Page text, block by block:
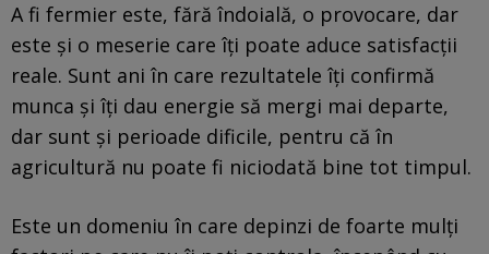
A fi fermier este, fără îndoială, o provocare, dar
este și o meserie care îți poate aduce satisfacții
reale. Sunt ani în care rezultatele îți confirmă
munca și îți dau energie să mergi mai departe,
dar sunt și perioade dificile, pentru că în
agricultură nu poate fi niciodată bine tot timpul.
Este un domeniu în care depinzi de foarte mulți